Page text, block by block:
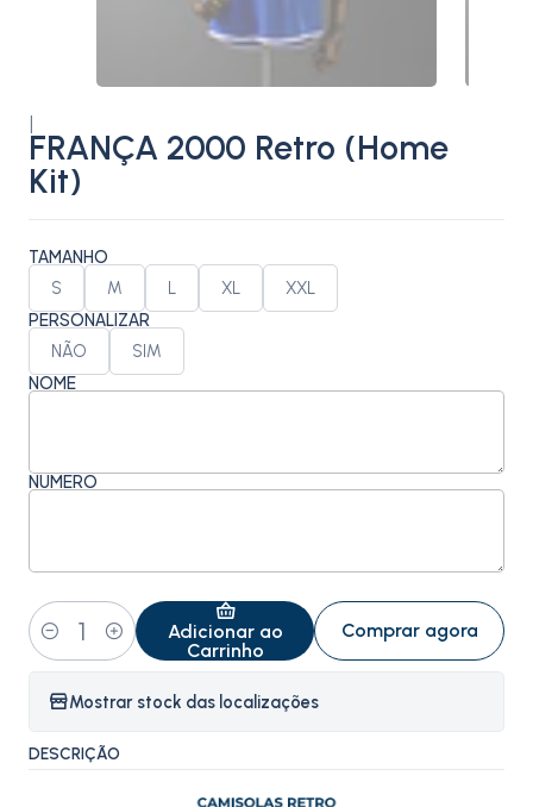
FRANÇA 2000 Retro (Home
Kit)
TAMANHO
S M L XL XXL
PERSONALIZAR
NÃO SIM
NOME
NÚMERO
Quantidade
Adicionar ao
Carrinho
Comprar agora
Mostrar stock das localizações
DESCRIÇÃO